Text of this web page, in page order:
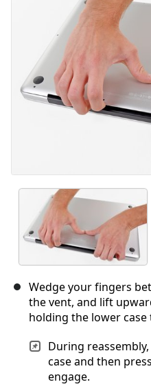
Wedge your fingers
the vent, and lift
holding the lower case
During
case and then
engage.